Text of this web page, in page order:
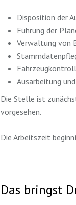
Disposition der
Führung der
Verwaltung von
Ausarbeitung
Die Stelle ist
vorgesehen.
Die Arbeitszeit
Das bringst